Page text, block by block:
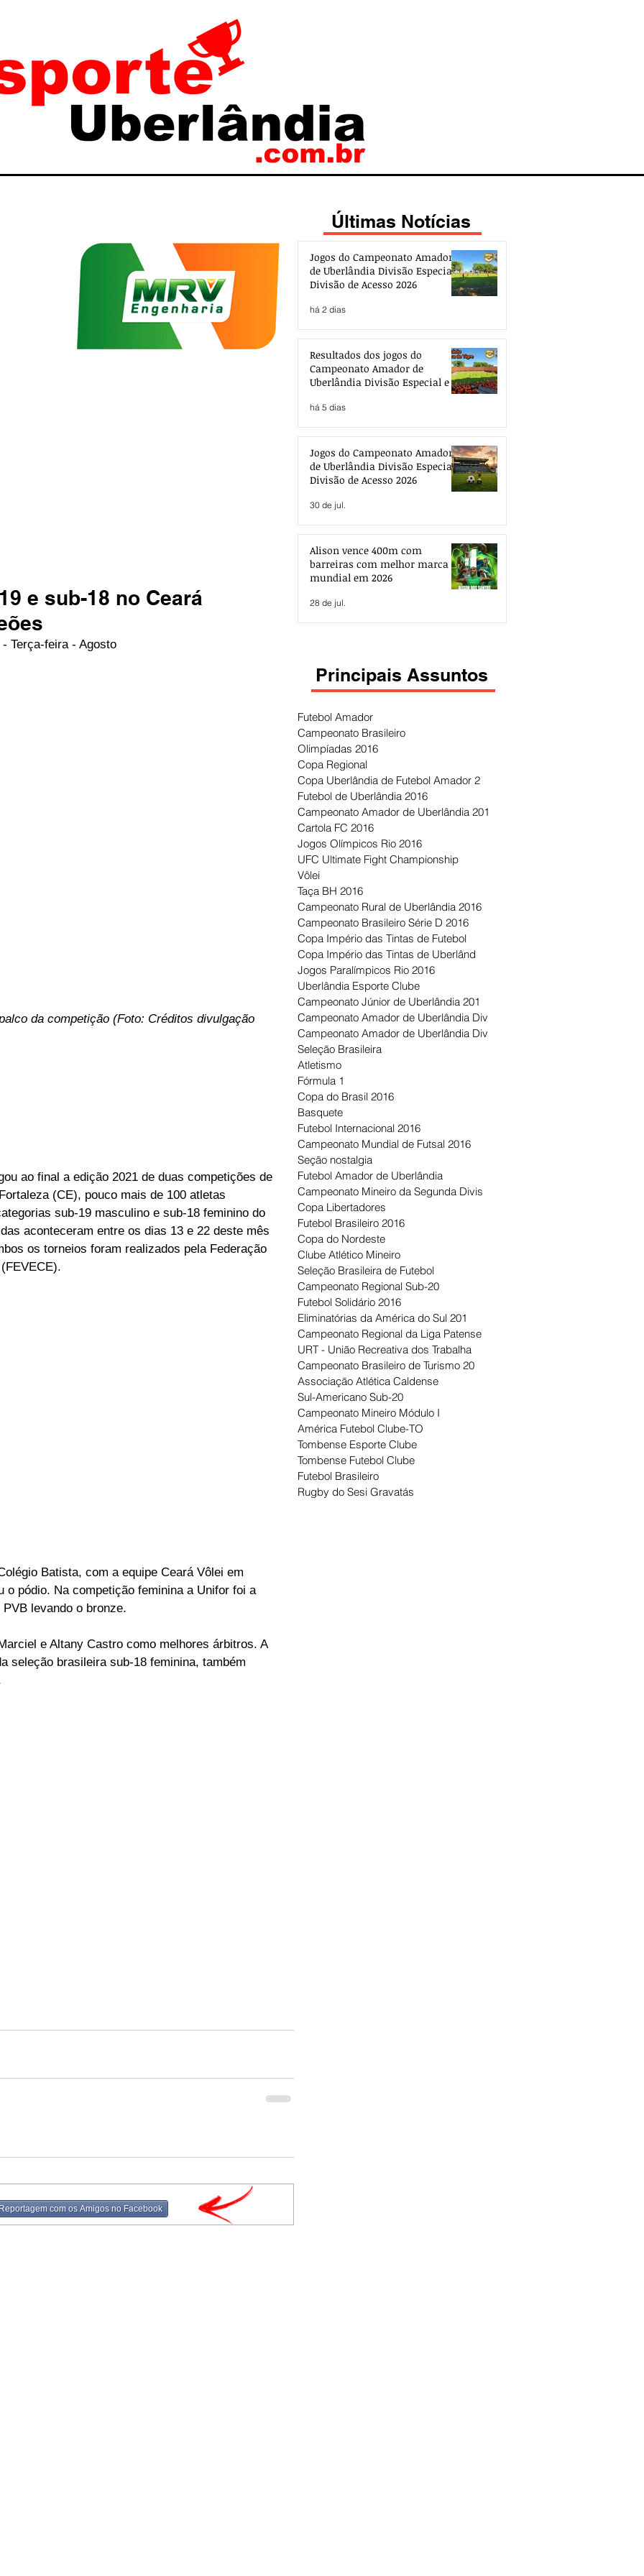
e sub-18 no Ceará
Terça-feira - Agosto
da competição (Foto: Créditos divulgação
ao final a edição 2021 de duas competições de
(CE), pouco mais de 100 atletas
sub-19 masculino e sub-18 feminino do
aconteceram entre os dias 13 e 22 deste mês
os torneios foram realizados pela Federação
Batista, com a equipe Ceará Vôlei em
o pódio. Na competição feminina a Unifor foi a
levando o bronze.
e Altany Castro como melhores árbitros. A
seleção brasileira sub-18 feminina, também
com os Amigos no Facebook
Últimas Notícias
Jogos do Campeonato Amador
de Uberlândia Divisão Especial e
Divisão de Acesso 2026
há 2 dias
Resultados dos jogos do
Campeonato Amador de
Uberlândia Divisão Especial e de
há 5 dias
Jogos do Campeonato Amador
de Uberlândia Divisão Especial e
Divisão de Acesso 2026
30 de jul.
Alison vence 400m com
barreiras com melhor marca
mundial em 2026
28 de jul.
Principais Assuntos
Futebol Amador
Campeonato Brasileiro
Olimpíadas 2016
Copa Regional
Copa Uberlândia de Futebol Amador 2
Futebol de Uberlândia 2016
Campeonato Amador de Uberlândia 201
Cartola FC 2016
Jogos Olímpicos Rio 2016
UFC Ultimate Fight Championship
Vôlei
Taça BH 2016
Campeonato Rural de Uberlândia 2016
Campeonato Brasileiro Série D 2016
Copa Império das Tintas de Futebol
Copa Império das Tintas de Uberlând
Jogos Paralímpicos Rio 2016
Uberlândia Esporte Clube
Campeonato Júnior de Uberlândia 201
Campeonato Amador de Uberlândia Div
Campeonato Amador de Uberlândia Div
Seleção Brasileira
Atletismo
Fórmula 1
Copa do Brasil 2016
Basquete
Futebol Internacional 2016
Campeonato Mundial de Futsal 2016
Seção nostalgia
Futebol Amador de Uberlândia
Campeonato Mineiro da Segunda Divis
Copa Libertadores
Futebol Brasileiro 2016
Copa do Nordeste
Clube Atlético Mineiro
Seleção Brasileira de Futebol
Campeonato Regional Sub-20
Futebol Solidário 2016
Eliminatórias da América do Sul 201
Campeonato Regional da Liga Patense
URT - União Recreativa dos Trabalha
Campeonato Brasileiro de Turismo 20
Associação Atlética Caldense
Sul-Americano Sub-20
Campeonato Mineiro Módulo I
América Futebol Clube-TO
Tombense Esporte Clube
Tombense Futebol Clube
Futebol Brasileiro
Rugby do Sesi Gravatás